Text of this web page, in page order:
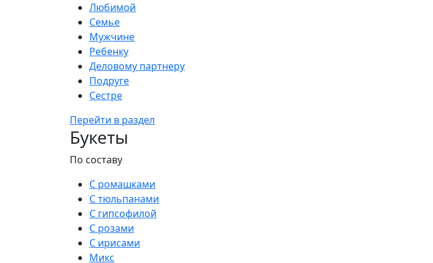
Любимой
Семье
Мужчине
Ребенку
Деловому партнеру
Подруге
Сестре
Перейти в раздел
Букеты
По составу
С ромашками
С тюльпанами
С гипсофилой
С розами
С ирисами
Микс